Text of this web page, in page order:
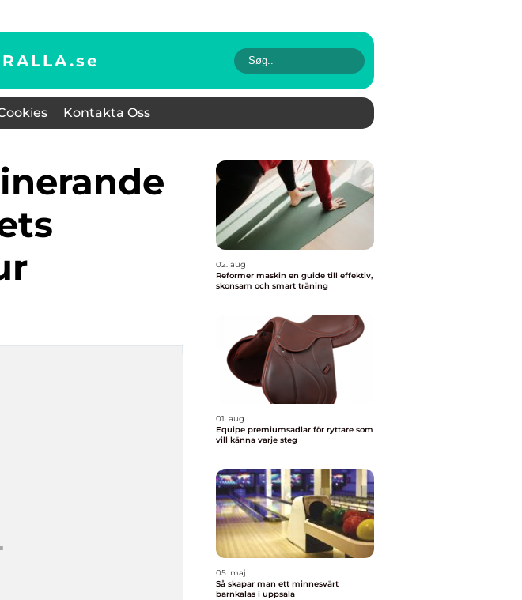
se
Kontakta Oss
02. aug
Reformer maskin en guide till effektiv,
skonsam och smart träning
01. aug
Equipe premiumsadlar för ryttare som
vill känna varje steg
05. maj
Så skapar man ett minnesvärt
barnkalas i uppsala